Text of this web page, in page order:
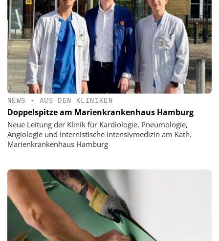
NEWS • AUS DEN KLINIKEN
Doppelspitze am Marienkrankenhaus Hamburg
Neue Leitung der Klinik für Kardiologie, Pneumologie,
Angiologie und Internistische Intensivmedizin am Kath.
Marienkrankenhaus Hamburg